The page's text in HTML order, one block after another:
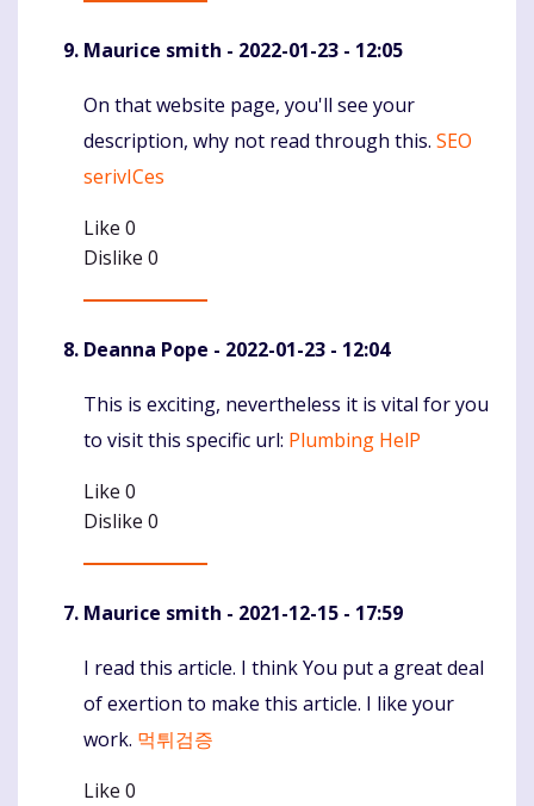
Maurice smith - 2022-01-23 - 12:05
Komentaras
On that website page, you'll see your
description, why not read through this. SEO
serivICes
Like 0
Dislike 0
Deanna Pope - 2022-01-23 - 12:04
Komentaras
This is exciting, nevertheless it is vital for you
to visit this specific url: Plumbing HelP
Like 0
Dislike 0
Maurice smith - 2021-12-15 - 17:59
Komentaras
I read this article. I think You put a great deal
of exertion to make this article. I like your
work. 먹튀검증
Like 0